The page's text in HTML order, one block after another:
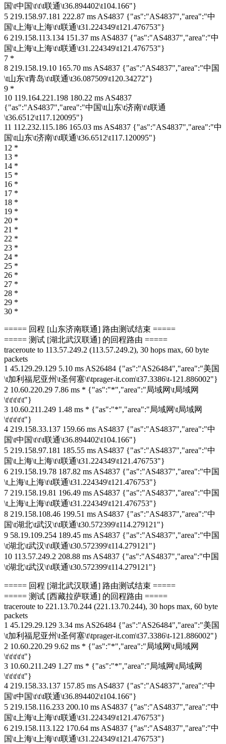
国\t中国\t\t\t联通\t36.894402\t104.166"}
5 219.158.97.181 222.87 ms AS4837 {"as":"AS4837","area":"中
国\t上海\t上海\t\t联通\t31.224349\t121.476753"}
6 219.158.113.134 151.37 ms AS4837 {"as":"AS4837","area":"中
国\t上海\t上海\t\t联通\t31.224349\t121.476753"}
7 *
8 219.158.19.10 165.70 ms AS4837 {"as":"AS4837","area":"中国
\t山东\t青岛\t\t联通\t36.087509\t120.34272"}
9 *
10 119.164.221.198 180.22 ms AS4837
{"as":"AS4837","area":"中国\t山东\t济南\t\t联通
\t36.6512\t117.120095"}
11 112.232.115.186 165.03 ms AS4837 {"as":"AS4837","area":"中
国\t山东\t济南\t\t联通\t36.6512\t117.120095"}
12 *
13 *
14 *
15 *
16 *
17 *
18 *
19 *
20 *
21 *
22 *
23 *
24 *
25 *
26 *
27 *
28 *
29 *
30 *
===== 回程 [山东济南联通] 路由测试结束 =====
===== 测试 [湖北武汉联通] 的回程路由 =====
traceroute to 113.57.249.2 (113.57.249.2), 30 hops max, 60 byte
packets
1 45.129.29.129 5.10 ms AS26484 {"as":"AS26484","area":"美国
\t加利福尼亚州\t圣何塞\t\tprager-it.com\t37.3386\t-121.886002"}
2 10.60.220.29 7.86 ms * {"as":"*","area":"局域网\t局域网
\t\t\t\t\t"}
3 10.60.211.249 1.48 ms * {"as":"*","area":"局域网\t局域网
\t\t\t\t\t"}
4 219.158.33.137 159.66 ms AS4837 {"as":"AS4837","area":"中
国\t中国\t\t\t联通\t36.894402\t104.166"}
5 219.158.97.181 185.55 ms AS4837 {"as":"AS4837","area":"中
国\t上海\t上海\t\t联通\t31.224349\t121.476753"}
6 219.158.19.78 187.82 ms AS4837 {"as":"AS4837","area":"中国
\t上海\t上海\t\t联通\t31.224349\t121.476753"}
7 219.158.19.81 196.49 ms AS4837 {"as":"AS4837","area":"中国
\t上海\t上海\t\t联通\t31.224349\t121.476753"}
8 219.158.108.46 199.51 ms AS4837 {"as":"AS4837","area":"中
国\t湖北\t武汉\t\t联通\t30.572399\t114.279121"}
9 58.19.109.254 189.45 ms AS4837 {"as":"AS4837","area":"中国
\t湖北\t武汉\t\t联通\t30.572399\t114.279121"}
10 113.57.249.2 208.88 ms AS4837 {"as":"AS4837","area":"中国
\t湖北\t武汉\t\t联通\t30.572399\t114.279121"}
===== 回程 [湖北武汉联通] 路由测试结束 =====
===== 测试 [西藏拉萨联通] 的回程路由 =====
traceroute to 221.13.70.244 (221.13.70.244), 30 hops max, 60 byte
packets
1 45.129.29.129 3.34 ms AS26484 {"as":"AS26484","area":"美国
\t加利福尼亚州\t圣何塞\t\tprager-it.com\t37.3386\t-121.886002"}
2 10.60.220.29 9.62 ms * {"as":"*","area":"局域网\t局域网
\t\t\t\t\t"}
3 10.60.211.249 1.27 ms * {"as":"*","area":"局域网\t局域网
\t\t\t\t\t"}
4 219.158.33.137 157.85 ms AS4837 {"as":"AS4837","area":"中
国\t中国\t\t\t联通\t36.894402\t104.166"}
5 219.158.116.233 200.10 ms AS4837 {"as":"AS4837","area":"中
国\t上海\t上海\t\t联通\t31.224349\t121.476753"}
6 219.158.113.122 170.64 ms AS4837 {"as":"AS4837","area":"中
国\t上海\t上海\t\t联通\t31.224349\t121.476753"}